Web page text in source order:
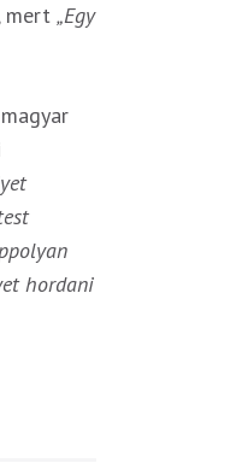
mert „Egy
hordani